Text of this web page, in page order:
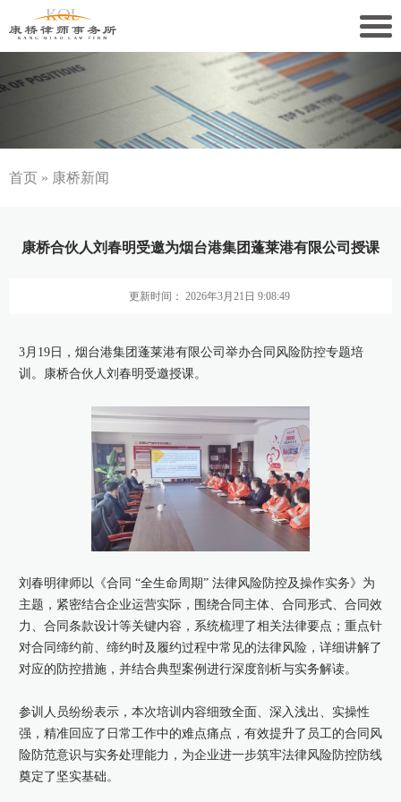
关于康桥
康桥文化
康桥党建
业务领域
社会责任
康桥出版
首页 » 康桥新闻
康桥合伙人刘春明受邀为烟台港集团蓬莱港有限公司授课
更新时间： 2026年3月21日 9:08:49
3月19日，烟台港集团蓬莱港有限公司举办合同风险防控专题培
训。康桥合伙人刘春明受邀授课。
刘春明律师以《合同 “全生命周期” 法律风险防控及操作实务》为
主题，紧密结合企业运营实际，围绕合同主体、合同形式、合同效
力、合同条款设计等关键内容，系统梳理了相关法律要点；重点针
对合同缔约前、缔约时及履约过程中常见的法律风险，详细讲解了
对应的防控措施，并结合典型案例进行深度剖析与实务解读。
参训人员纷纷表示，本次培训内容细致全面、深入浅出、实操性
强，精准回应了日常工作中的难点痛点，有效提升了员工的合同风
险防范意识与实务处理能力，为企业进一步筑牢法律风险防控防线
奠定了坚实基础。